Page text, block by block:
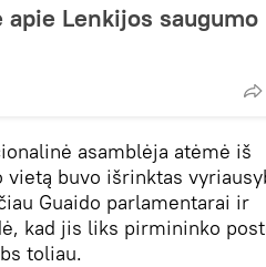
Lenkijos saugumo
asamblėja atėmė iš
buvo išrinktas
Guaido parlamentarai ir
kad jis liks pirmininko
toliau.